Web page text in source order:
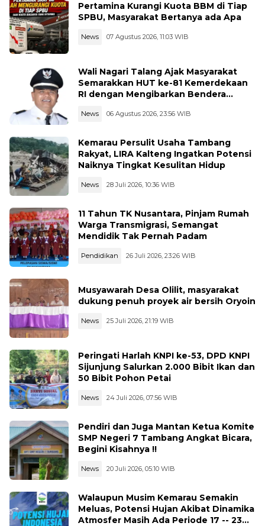
Pertamina Kurangi Kuota BBM di Tiap
SPBU, Masyarakat Bertanya ada Apa
News 07 Agustus 2026, 11:03 WIB
Wali Nagari Talang Ajak Masyarakat
Semarakkan HUT ke-81 Kemerdekaan
RI dengan Mengibarkan Bendera
News 06 Agustus 2026, 23:56 WIB
Kemarau Persulit Usaha Tambang
Rakyat, LIRA Kalteng Ingatkan Potensi
Naiknya Tingkat Kesulitan Hidup
News 28 Juli 2026, 10:36 WIB
11 Tahun TK Nusantara, Pinjam Rumah
Warga Transmigrasi, Semangat
Mendidik Tak Pernah Padam
Pendidikan 26 Juli 2026, 23:26 WIB
Musyawarah Desa Olilit, masyarakat
dukung penuh proyek air bersih Oryoin
News 25 Juli 2026, 21:19 WIB
Peringati Harlah KNPI ke-53, DPD KNPI
Sijunjung Salurkan 2.000 Bibit Ikan dan
50 Bibit Pohon Petai
News 24 Juli 2026, 07:56 WIB
Pendiri dan Juga Mantan Ketua Komite
SMP Negeri 7 Tambang Angkat Bicara,
Begini Kisahnya !!
News 20 Juli 2026, 05:10 WIB
Walaupun Musim Kemarau Semakin
Meluas, Potensi Hujan Akibat Dinamika
Atmosfer Masih Ada Periode 17 -- 23